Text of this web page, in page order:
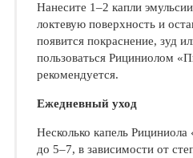
Нанесите 1–2 капли
локтевую поверхность и
появится покраснение, зуд
пользоваться Рициниолом
рекомендуется.
Ежедневный уход
Несколько капель
до 5–7, в зависимости от